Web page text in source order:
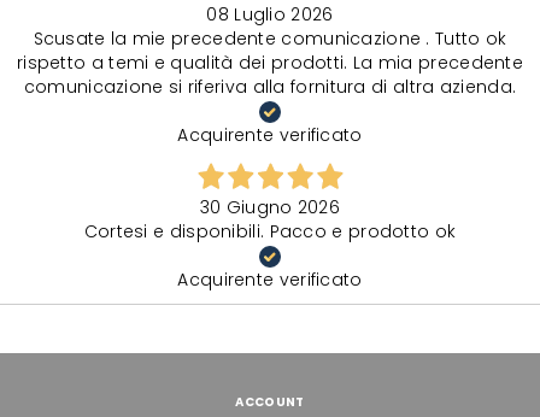
08 Luglio 2026
Scusate la mie precedente comunicazione . Tutto ok
rispetto a temi e qualità dei prodotti. La mia precedente
comunicazione si riferiva alla fornitura di altra azienda.
Acquirente verificato
30 Giugno 2026
Cortesi e disponibili. Pacco e prodotto ok
Acquirente verificato
ACCOUNT